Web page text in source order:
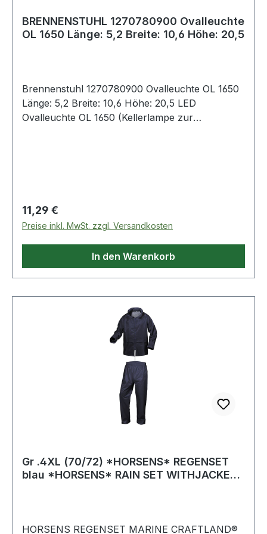
BRENNENSTUHL 1270780900 Ovalleuchte
OL 1650 Länge: 5,2 Breite: 10,6 Höhe: 20,5
Brennenstuhl 1270780900 Ovalleuchte OL 1650
Länge: 5,2 Breite: 10,6 Höhe: 20,5 LED
Ovalleuchte OL 1650 (Kellerlampe zur
Verwendung in Feuchträumen, wie
beispielsweise in der Garage, im Keller, in der
Werkstatt oder auch im Garten Einfache
Installation der LED Außenwandleuchte dank
beiliegender Wandhalterung und Schraubenset,
außerdem mit wasserdichter Anschlussklemme
und angenehmes Licht Kellerleuchte mit
stoßfestem Gehäuse aus Kunststoff mit
transluzenter Abdeckung Lieferumfang: 1x LED
Ovalleuchte 4000 K in der Farbe weiß inklusive
Wandhalterung und Schraubenset - in bester
Qualität von brennenstuhl® Weitere Produkte im
Regulärer Preis:
11,29 €
Preise inkl. MwSt. zzgl. Versandkosten
In den Warenkorb
Gr .4XL (70/72) *HORSENS* REGENSET
blau *HORSENS* RAIN SET WITHJACKET
HORSENS REGENSET MARINE CRAFTLAND®